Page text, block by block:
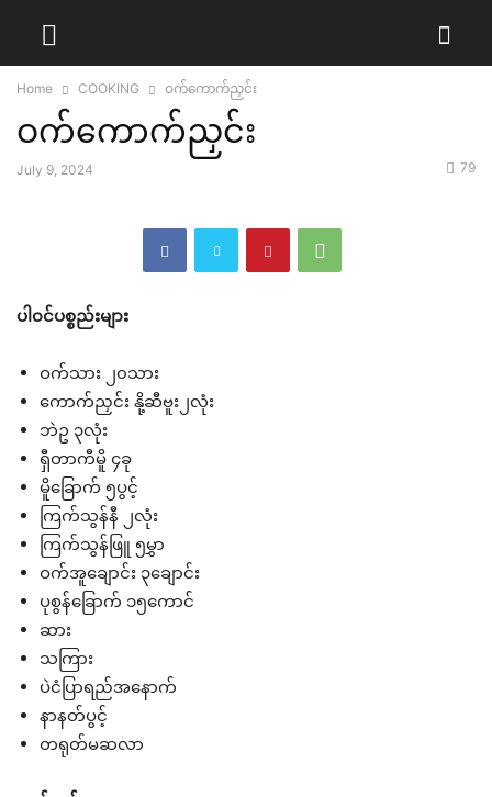
Home COOKING ဝက်ကောက်ညှင်း
ဝက်ကောက်ညှင်း
July 9, 2024 79
ပါ၀င်ပစ္စည်းများ
ဝက်သား ၂၀သား
ကောက်ညှင်း နို့ဆီဗူး၂လုံး
ဘဲဥ ၃လုံး
ရှီတာကီမိူ ၄ခု
မိူခြောက် ၅ပွင့်
ကြက်သွန်နီ ၂လုံး
ကြက်သွန်ဖြူ ၅မွှာ
ဝက်အူချောင်း ၃ချောင်း
ပုစွန်ခြောက် ၁၅ကောင်
ဆား
သကြား
ပဲငံပြာရည်အနောက်
နာနတ်ပွင့်
တရုတ်မဆလာ